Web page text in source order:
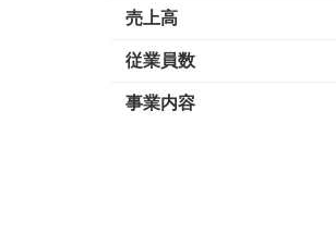
売上高
従業員数
事業内容